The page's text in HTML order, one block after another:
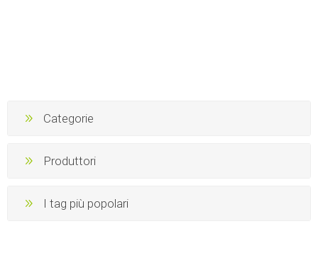
Categorie
Produttori
I tag più popolari